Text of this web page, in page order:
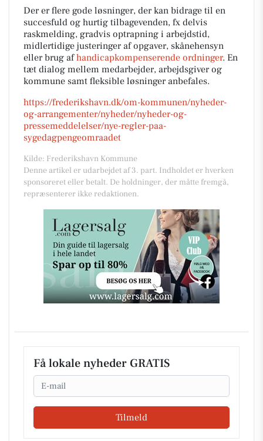
Der er flere gode løsninger, der kan bidrage til en
succesfuld og hurtig tilbagevenden, fx delvis
raskmelding, gradvis optrapning i arbejdstid,
midlertidige justeringer af opgaver, skånehensyn
eller brug afhandicapkompenserende ordninger. En
tæt dialog mellem medarbejder, arbejdsgiver og
kommune samt fleksible løsninger anbefales.
https://frederikshavn.dk/om-kommunen/nyheder-
og-arrangementer/nyheder/nyheder-og-
pressemeddelelser/nye-regler-paa-
sygedagpengeomraadet
Kilde: Frederikshavn Kommune
Denne artikel er udarbejdet af 3. part. Indholdet er hverken
sponsoreret eller betalt. De holdninger, der måtte fremgå,
repræsenterer ikke redaktionen.
Få lokale nyheder GRATIS
Email
Tilmeld